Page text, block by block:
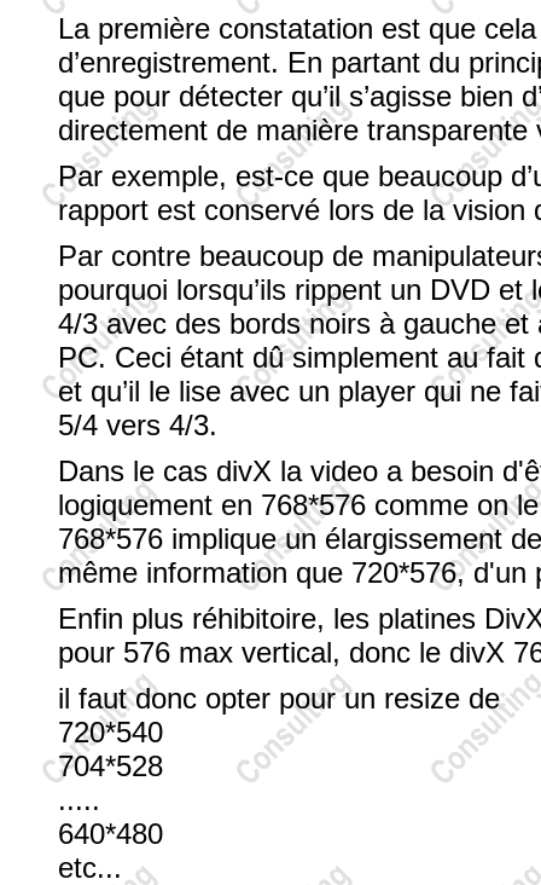
La première constatation est que
d’enregistrement. En partant du
que pour détecter qu’il s’agisse bien
directement de manière transparente
Par exemple, est-ce que beaucoup
rapport est conservé lors de la vision
Par contre beaucoup de
pourquoi lorsqu’ils rippent un DVD
4/3 avec des bords noirs à gauche et
PC. Ceci étant dû simplement au fait
et qu’il le lise avec un player qui ne
5/4 vers 4/3.
Dans le cas divX la video a besoin
logiquement en 768*576 comme on
768*576 implique un élargissement
même information que 720*576,
Enfin plus réhibitoire, les platines
pour 576 max vertical, donc le divX
il faut donc opter pour un resize de
720*540
704*528
.....
640*480
etc...